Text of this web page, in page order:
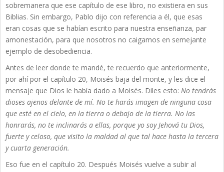
sobremanera que ese capítulo de ese libro, no existiera en sus
Biblias. Sin embargo, Pablo dijo con referencia a él, que esas
eran cosas que se habían escrito para nuestra enseñanza, par
amonestación, para que nosotros no caigamos en semejante
ejemplo de desobediencia.
Antes de leer donde te mandé, te recuerdo que anteriormente,
por ahí por el capítulo 20, Moisés baja del monte, y les dice el
mensaje que Dios le había dado a Moisés. Diles esto: No tendrás
dioses ajenos delante de mí. No te harás imagen de ninguna cosa
que esté en el cielo, en la tierra o debajo de la tierra. No las
honrarás, no te inclinarás a ellas, porque yo soy Jehová tu Dios,
fuerte y celoso, que visito la maldad al que tal hace hasta la tercera
y cuarta generación.
Eso fue en el capítulo 20. Después Moisés vuelve a subir al